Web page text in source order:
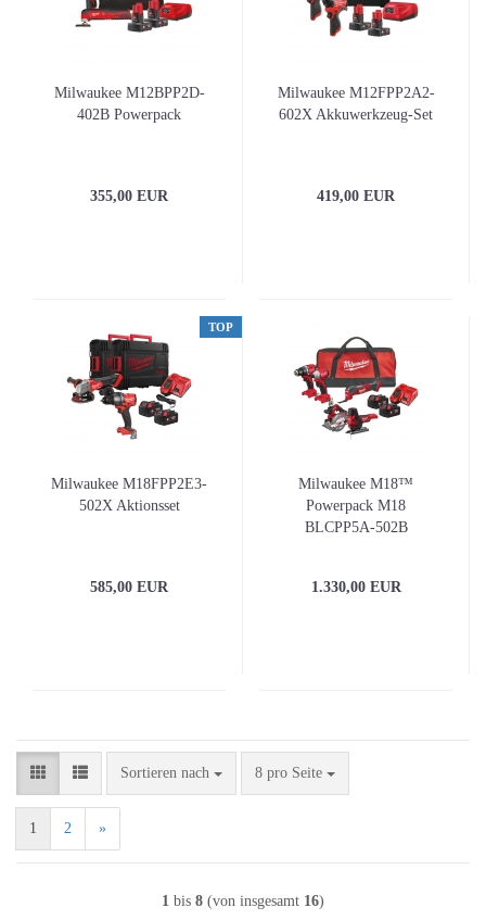
Milwaukee M12BPP2D-
402B Powerpack
355,00 EUR
Milwaukee M12FPP2A2-
602X Akkuwerkzeug-Set
419,00 EUR
TOP
Milwaukee M18FPP2E3-
502X Aktionsset
585,00 EUR
Milwaukee M18™
Powerpack M18
BLCPP5A-502B
1.330,00 EUR
Sortieren nach
Sortieren nach 8 pro Seite
pro Seite
1 2 »
1 bis 8 (von insgesamt 16)